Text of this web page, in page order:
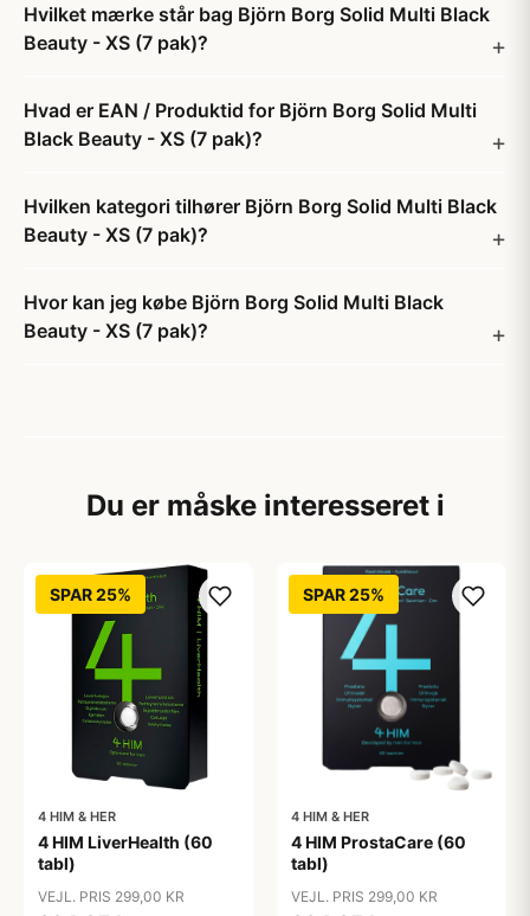
Hvilket mærke står bag Björn Borg Solid Multi Black
Beauty - XS (7 pak)?
Hvad er EAN / Produktid for Björn Borg Solid Multi
Black Beauty - XS (7 pak)?
Hvilken kategori tilhører Björn Borg Solid Multi Black
Beauty - XS (7 pak)?
Hvor kan jeg købe Björn Borg Solid Multi Black
Beauty - XS (7 pak)?
Du er måske interesseret i
SPAR 25%
4 HIM & HER
4 HIM LiverHealth (60
tabl)
VEJL. PRIS 299,00 KR
SPAR 25%
4 HIM & HER
4 HIM ProstaCare (60
tabl)
VEJL. PRIS 299,00 KR